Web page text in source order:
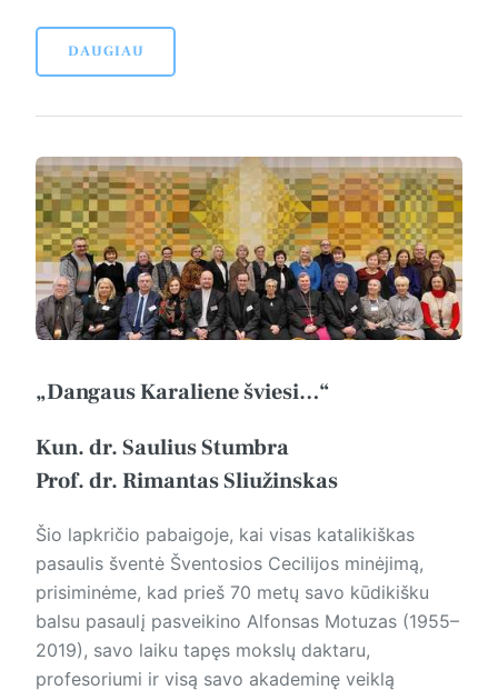
DAUGIAU
„Dangaus Karaliene šviesi…“
Kun. dr. Saulius Stumbra
Prof. dr. Rimantas Sliužinskas
Šio lapkričio pabaigoje, kai visas katalikiškas
pasaulis šventė Šventosios Cecilijos minėjimą,
prisiminėme, kad prieš 70 metų savo kūdikišku
balsu pasaulį pasveikino Alfonsas Motuzas (1955–
2019), savo laiku tapęs mokslų daktaru,
profesoriumi ir visą savo akademinę veiklą